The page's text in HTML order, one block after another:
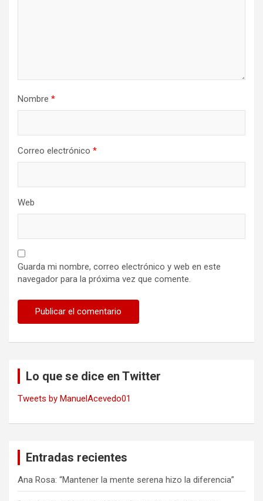
Nombre *
Correo electrónico *
Web
Guarda mi nombre, correo electrónico y web en este
navegador para la próxima vez que comente.
Lo que se dice en Twitter
Tweets by ManuelAcevedo01
Entradas recientes
Ana Rosa: “Mantener la mente serena hizo la diferencia”